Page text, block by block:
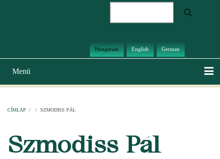
Hungarian English German
Main
navigation
Menü
CÍMLAP / / SZMODISS PÁL
Szmodiss Pál